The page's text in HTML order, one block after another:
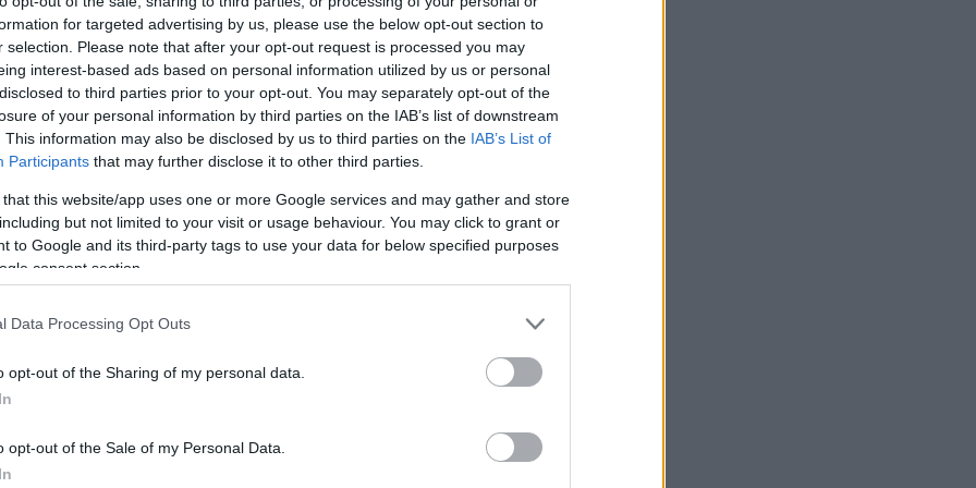
for targeted advertising by us, please use the below opt-out section to
selection. Please note that after your opt-out request is processed you may
interest-based ads based on personal information utilized by us or personal
to third parties prior to your opt-out. You may separately opt-out of the
of your personal information by third parties on the IAB’s list of downstream
This information may also be disclosed by us to third parties on the IAB’s List of
Participants that may further disclose it to other third parties.
that this website/app uses one or more Google services and may gather and store
but not limited to your visit or usage behaviour. You may click to grant or
to Google and its third-party tags to use your data for below specified purposes
consent section.
Data Processing Opt Outs
opt-out of the Sharing of my personal data.
opt-out of the Sale of my Personal Data.
limitata indipendenza editoriale e messaggistica
di stampa come TelexeHVG.
presunte istruzioni editoriali
Anna P. Ujvári e István Bereznay, redattore senior
erano spesso influenzate o modellate
emesse a livello centrale che influivano su
inquadrati gli argomenti politici.
restrizioni esplicite sul riferimento ai media
24.hu, 444, Átlátszó, Magyar Hang), compreso il
tali contenuti.